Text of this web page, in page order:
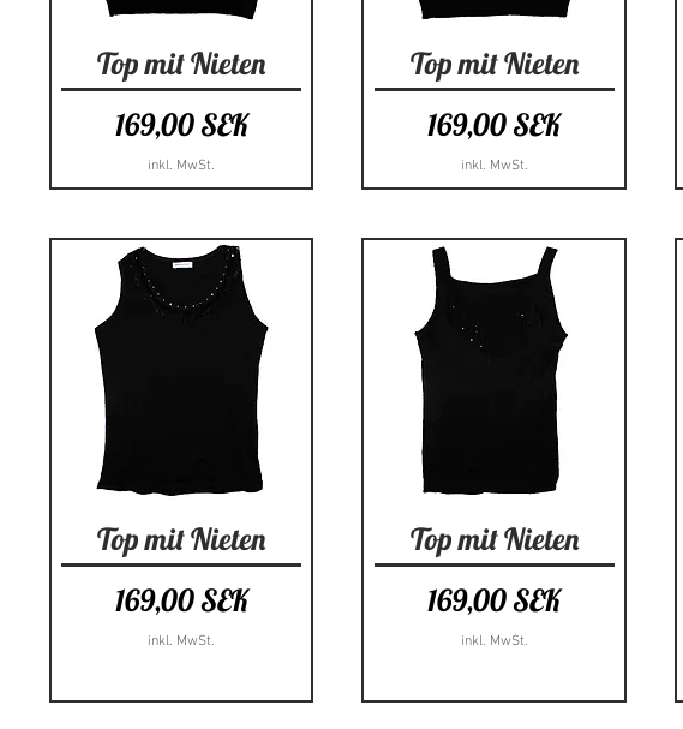
Schnellansicht
Top mit Nieten
Preis
169,00 SEK
inkl. MwSt.
Schnellansicht
Top mit Nieten
Preis
169,00 SEK
inkl. MwSt.
Schnellansicht
Top mit Nieten
Preis
169,00 SEK
inkl. MwSt.
Schnellansicht
Top mit Nieten
Preis
169,00 SEK
inkl. MwSt.